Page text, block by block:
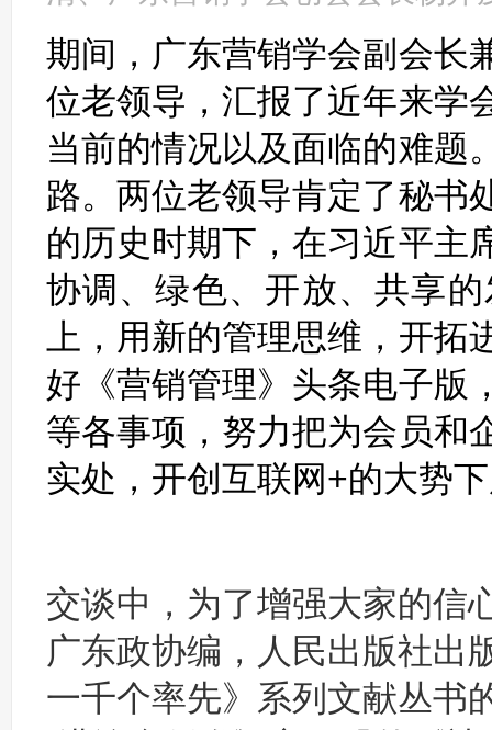
期间，广东营销学会副会长
位老领导，汇报了近年来学
当前的情况以及面临的难题
路。两位老领导肯定了秘书
的历史时期下，在习近平主
协调、绿色、开放、共享
上，用新的管理思维，开
好《营销管理》头条电子版
等各事项，努力把为会员和
实处，开创互联网+的大势
交谈中，为了增强大家的信
广东政协编，人民出版社
一千个率先》系列文献丛书